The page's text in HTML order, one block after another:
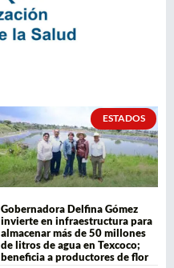
ESTADOS
Gobernadora Delfina Gómez
invierte en infraestructura para
almacenar más de 50 millones
de litros de agua en Texcoco;
beneficia a productores de flor